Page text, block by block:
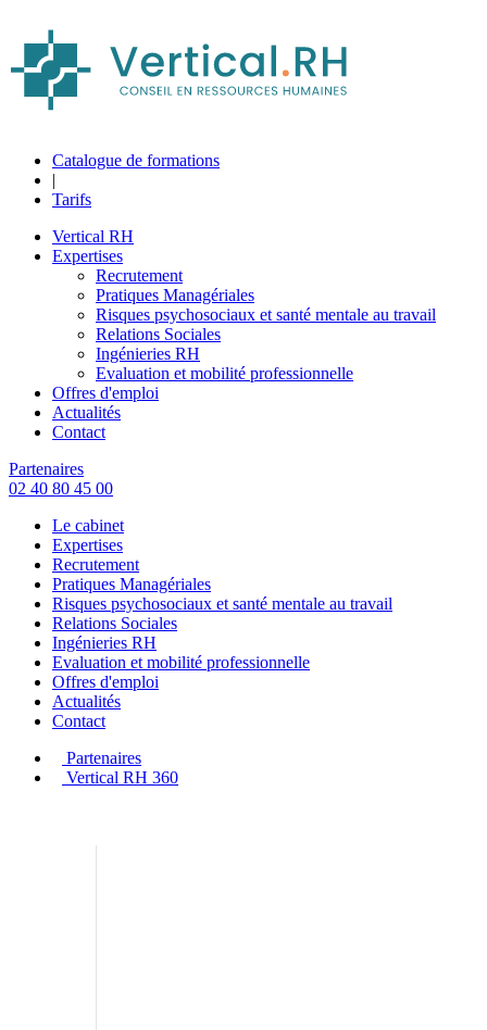
Catalogue de formations
|
Tarifs
Vertical RH
Expertises
Recrutement
Pratiques Managériales
Risques psychosociaux et santé mentale au travail
Relations Sociales
Ingénieries RH
Evaluation et mobilité professionnelle
Offres d'emploi
Actualités
Contact
Partenaires
02 40 80 45 00
Le cabinet
Expertises
Recrutement
Pratiques Managériales
Risques psychosociaux et santé mentale au travail
Relations Sociales
Ingénieries RH
Evaluation et mobilité professionnelle
Offres d'emploi
Actualités
Contact
Partenaires
Vertical RH 360